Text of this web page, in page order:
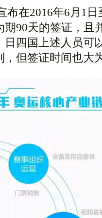
布在2016年6月1
90天的签证，且
日四国上述人员可
，但签证时间也大